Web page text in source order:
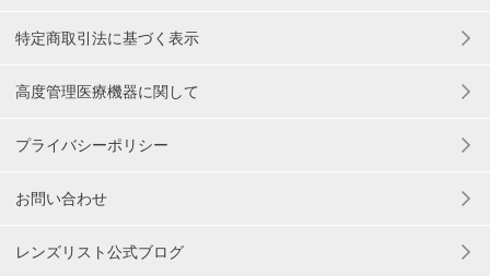
特定商取引法に基づく表示
高度管理医療機器に関して
プライバシーポリシー
お問い合わせ
レンズリスト公式ブログ